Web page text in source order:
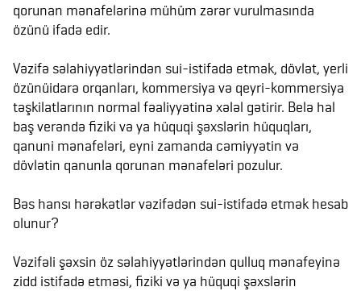
qorunan mənafelərinə mühüm zərər vurulmasında
özünü ifadə edir.
Vəzifə səlahiyyətlərindən sui-istifadə etmək, dövlət, yerli
özünüidarə orqanları, kommersiya və qeyri-kommersiya
təşkilatlarının normal fəaliyyətinə xələl gətirir. Belə hal
baş verəndə fiziki və ya hüquqi şəxslərin hüquqları,
qanuni mənafeləri, eyni zamanda cəmiyyətin və
dövlətin qanunla qorunan mənafeləri pozulur.
Bəs hansı hərəkətlər vəzifədən sui-istifadə etmək hesab
olunur?
Vəzifəli şəxsin öz səlahiyyətlərindən qulluq mənafeyinə
zidd istifadə etməsi, fiziki və ya hüquqi şəxslərin